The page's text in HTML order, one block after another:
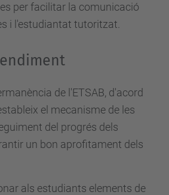
per facilitar la comunicació
i l'estudiantat tutoritzat.
de l'ETSAB, d'acord
el mecanisme de les
del progrés dels
un bon aprofitament dels
als estudiants elements de